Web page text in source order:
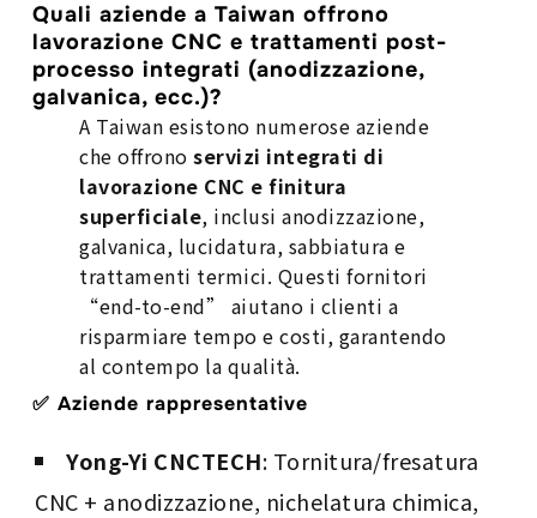
Quali aziende a Taiwan offrono
lavorazione CNC e trattamenti post-
processo integrati (anodizzazione,
galvanica, ecc.)?
A Taiwan esistono numerose aziende
che offronoservizi integrati di
lavorazione CNC e finitura
superficiale, inclusi anodizzazione,
galvanica, lucidatura, sabbiatura e
trattamenti termici. Questi fornitori
“end-to-end” aiutano i clienti a
risparmiare tempo e costi, garantendo
al contempo la qualità.
✅ Aziende rappresentative
Yong-Yi CNCTECH: Tornitura/fresatura
CNC + anodizzazione, nichelatura chimica,